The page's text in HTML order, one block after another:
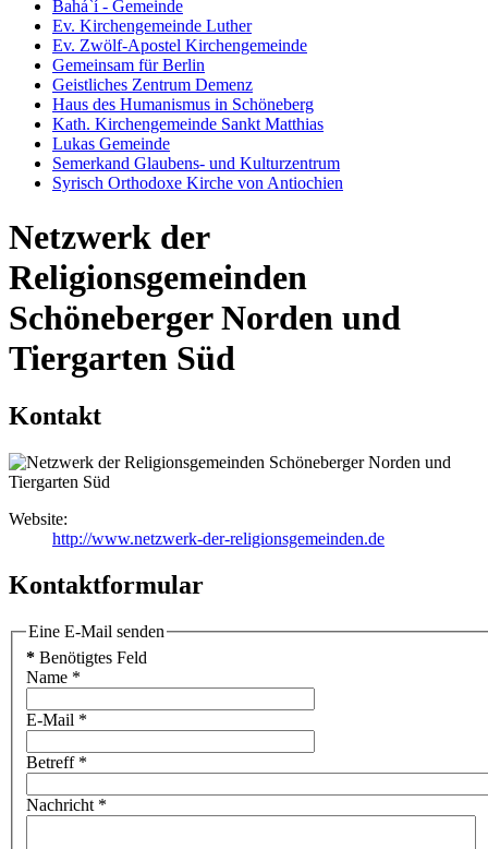
Bahá`í - Gemeinde
Ev. Kirchengemeinde Luther
Ev. Zwölf-Apostel Kirchengemeinde
Gemeinsam für Berlin
Geistliches Zentrum Demenz
Haus des Humanismus in Schöneberg
Kath. Kirchengemeinde Sankt Matthias
Lukas Gemeinde
Semerkand Glaubens- und Kulturzentrum
Syrisch Orthodoxe Kirche von Antiochien
Netzwerk der
Religionsgemeinden
Schöneberger Norden und
Tiergarten Süd
Kontakt
Website:
http://www.netzwerk-der-religionsgemeinden.de
Kontaktformular
Eine E-Mail senden
* Benötigtes Feld
Name *
E-Mail *
Betreff*
Nachricht *